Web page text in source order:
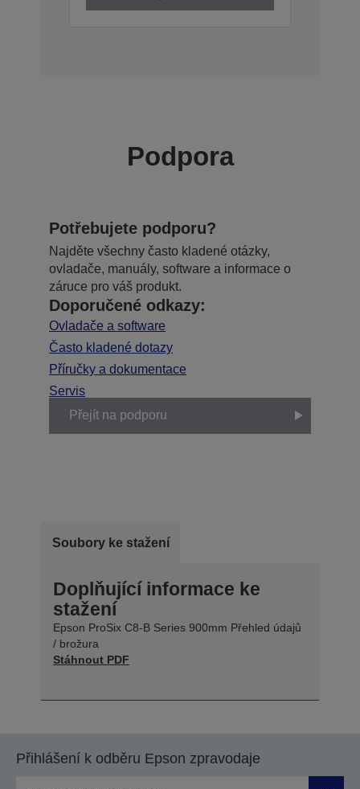
Podpora
Potřebujete podporu?
Najděte všechny často kladené otázky,
ovladače, manuály, software a informace o
záruce pro váš produkt.
Doporučené odkazy:
Ovladače a software
Často kladené dotazy
Příručky a dokumentace
Servis
Přejít na podporu
Soubory ke stažení
Doplňující informace ke
stažení
Epson ProSix C8-B Series 900mm Přehled údajů
/ brožura
Stáhnout PDF
Přihlášení k odběru Epson zpravodaje